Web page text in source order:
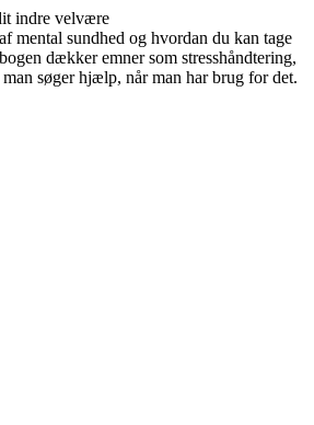
indre velvære
mental sundhed og hvordan du kan tage
dækker emner som stresshåndtering,
søger hjælp, når man har brug for det.